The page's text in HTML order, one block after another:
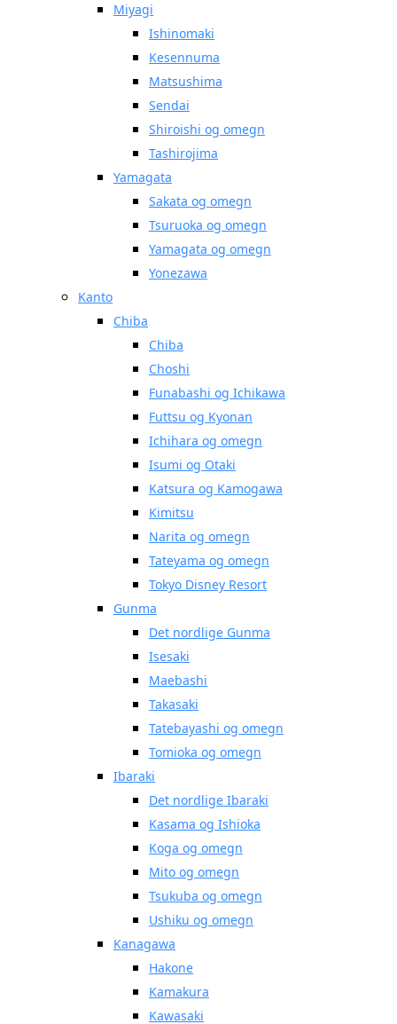
Miyagi
Ishinomaki
Kesennuma
Matsushima
Sendai
Shiroishi og omegn
Tashirojima
Yamagata
Sakata og omegn
Tsuruoka og omegn
Yamagata og omegn
Yonezawa
Kanto
Chiba
Chiba
Choshi
Funabashi og Ichikawa
Futtsu og Kyonan
Ichihara og omegn
Isumi og Otaki
Katsura og Kamogawa
Kimitsu
Narita og omegn
Tateyama og omegn
Tokyo Disney Resort
Gunma
Det nordlige Gunma
Isesaki
Maebashi
Takasaki
Tatebayashi og omegn
Tomioka og omegn
Ibaraki
Det nordlige Ibaraki
Kasama og Ishioka
Koga og omegn
Mito og omegn
Tsukuba og omegn
Ushiku og omegn
Kanagawa
Hakone
Kamakura
Kawasaki